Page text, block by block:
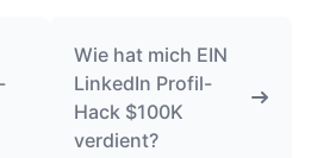
Wie hat mich EIN
LinkedIn Profil-
Hack $100K
verdient?